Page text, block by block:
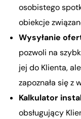
osobistego
obiekcje
Wysyłanie
pozwoli na
jej do Klienta,
zapoznała się z
Kalkulator
obsługujący